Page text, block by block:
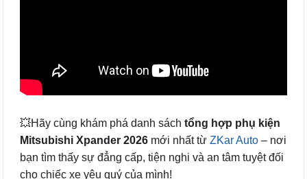
💥Hãy cùng khám phá danh sách tổng hợp phụ kiện
Mitsubishi Xpander 2026 mới nhất từ ZKar Auto – nơi
bạn tìm thấy sự đẳng cấp, tiện nghi và an tâm tuyệt đối
cho chiếc xe yêu quý của mình!